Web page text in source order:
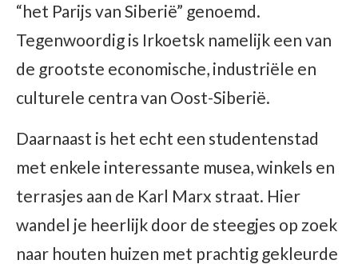
“het Parijs van Siberië” genoemd.
Tegenwoordig is Irkoetsk namelijk een van
de grootste economische, industriële en
culturele centra van Oost-Siberië.
Daarnaast is het echt een studentenstad
met enkele interessante musea, winkels en
terrasjes aan de Karl Marx straat. Hier
wandel je heerlijk door de steegjes op zoek
naar houten huizen met prachtig gekleurde